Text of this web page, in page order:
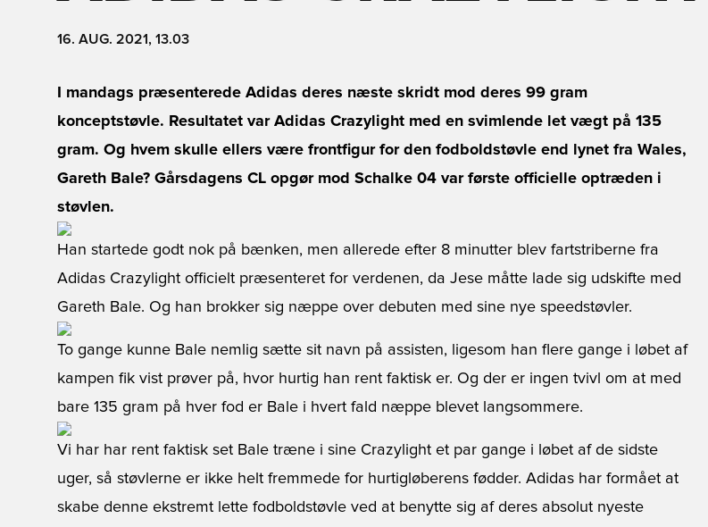
16. AUG. 2021, 13.03
I mandags præsenterede Adidas deres næste skridt mod deres 99 gram
konceptstøvle. Resultatet var Adidas Crazylight med en svimlende let vægt på 135
gram. Og hvem skulle ellers være frontfigur for den fodboldstøvle end lynet fra Wales,
Gareth Bale? Gårsdagens CL opgør mod Schalke 04 var første officielle optræden i
støvlen.
Han startede godt nok på bænken, men allerede efter 8 minutter blev fartstriberne fra
Adidas Crazylight officielt præsenteret for verdenen, da Jese måtte lade sig udskifte med
Gareth Bale. Og han brokker sig næppe over debuten med sine nye speedstøvler.
To gange kunne Bale nemlig sætte sit navn på assisten, ligesom han flere gange i løbet af
kampen fik vist prøver på, hvor hurtig han rent faktisk er. Og der er ingen tvivl om at med
bare 135 gram på hver fod er Bale i hvert fald næppe blevet langsommere.
Vi har har rent faktisk set Bale træne i sine Crazylight et par gange i løbet af de sidste
uger, så støvlerne er ikke helt fremmede for hurtigløberens fødder. Adidas har formået at
skabe denne ekstremt lette fodboldstøvle ved at benytte sig af deres absolut nyeste